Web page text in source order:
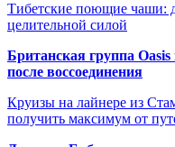
Тибетские поющие чаши:
целительной силой
Британская группа
после воссоединения
Круизы на лайнере из
получить максимум от